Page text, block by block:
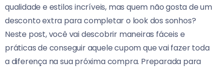
qualidade e estilos incríveis, mas quem não gosta de um
desconto extra para completar o look dos sonhos?
Neste post, você vai descobrir maneiras fáceis e
práticas de conseguir aquele cupom que vai fazer toda
a diferença na sua próxima compra. Preparada para